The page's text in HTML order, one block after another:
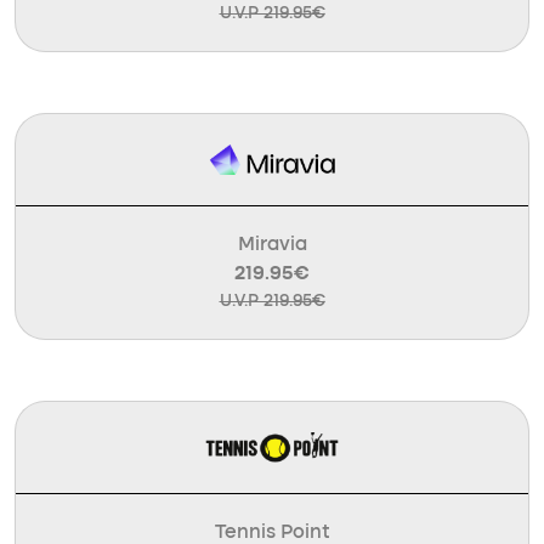
U.V.P 219.95€
Miravia
219.95€
U.V.P 219.95€
Tennis Point